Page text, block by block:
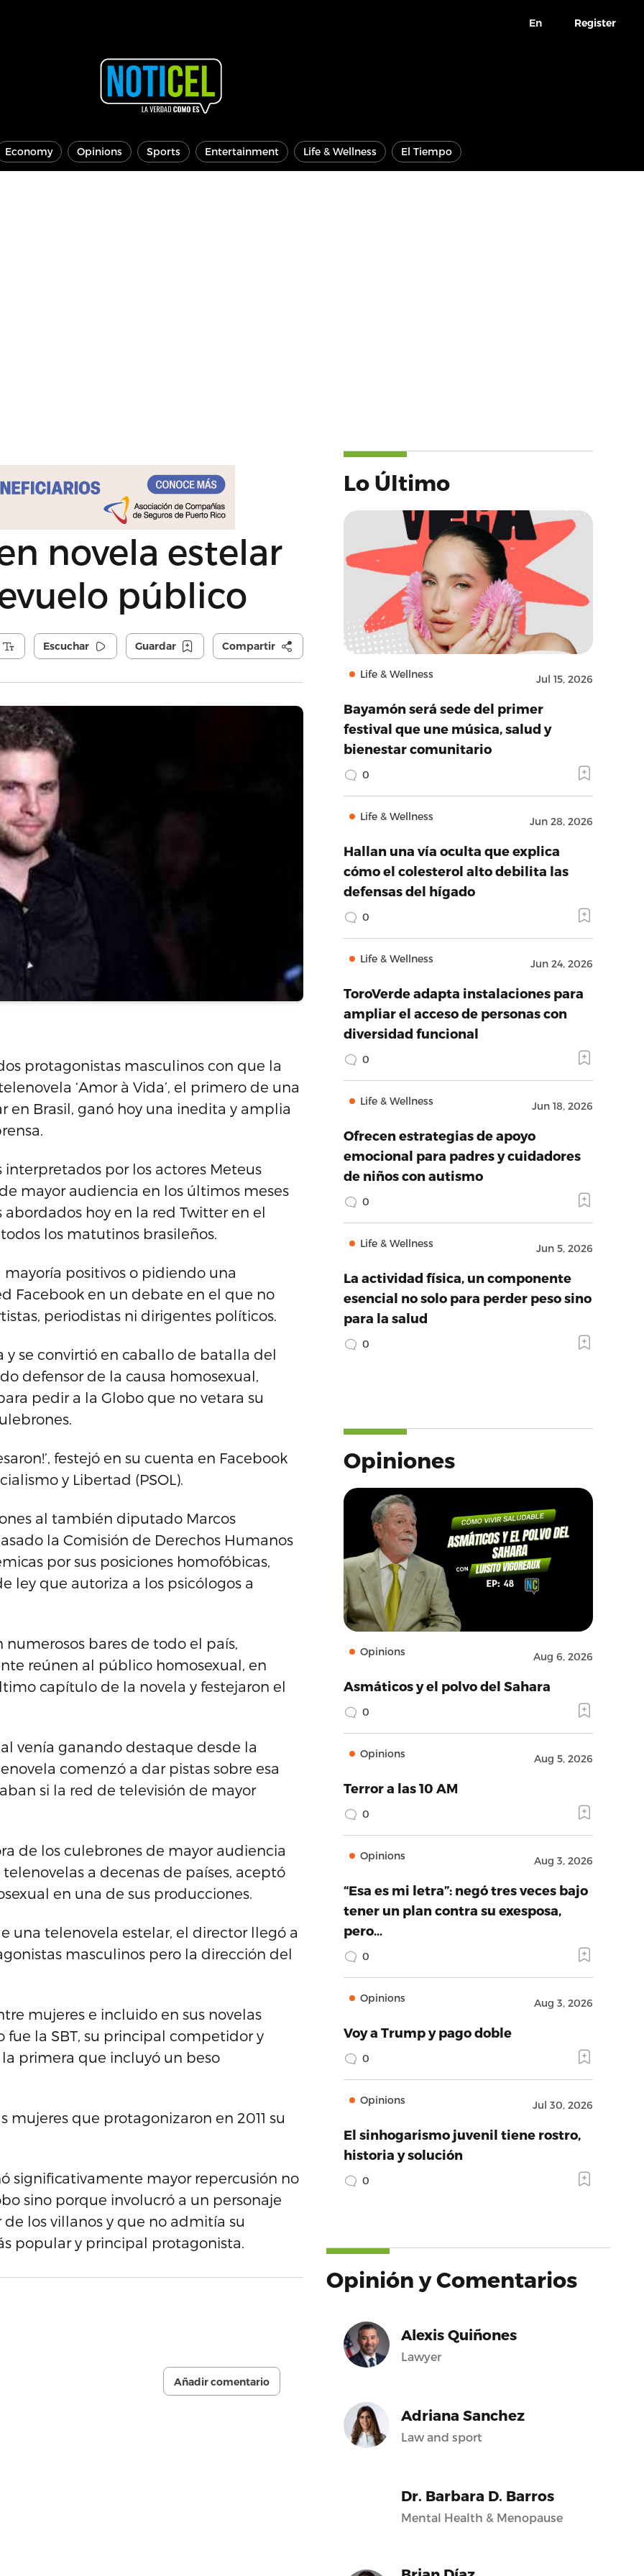
En Register
Economy Opinions Sports Entertainment Life & Wellness El Tiempo
novela estelar
público
Escuchar Guardar Compartir
protagonistas masculinos con que la
‘Amor à Vida’, el primero de una
en Brasil, ganó hoy una inedita y amplia
interpretados por los actores Meteus
mayor audiencia en los últimos meses
hoy en la red Twitter en el
los matutinos brasileños.
positivos o pidiendo una
Facebook en un debate en el que no
periodistas ni dirigentes políticos.
y se convirtió en caballo de batalla del
defensor de la causa homosexual,
pedir a la Globo que no vetara su
festejó en su cuenta en Facebook
y Libertad (PSOL).
al también diputado Marcos
la Comisión de Derechos Humanos
por sus posiciones homofóbicas,
ley que autoriza a los psicólogos a
bares de todo el país,
reúnen al público homosexual, en
capítulo de la novela y festejaron el
venía ganando destaque desde la
comenzó a dar pistas sobre esa
si la red de televisión de mayor
de los culebrones de mayor audiencia
a decenas de países, aceptó
en una de sus producciones.
telenovela estelar, el director llegó a
masculinos pero la dirección del
mujeres e incluido en sus novelas
fue la SBT, su principal competidor y
primera que incluyó un beso
mujeres que protagonizaron en 2011 su
significativamente mayor repercusión no
sino porque involucró a un personaje
los villanos y que no admitía su
popular y principal protagonista.
Añadir comentario
Lo Último
Life & Wellness Jul 15, 2026
Bayamón será sede del primer
festival que une música, salud y
bienestar comunitario
0
Life & Wellness Jun 28, 2026
Hallan una vía oculta que explica
cómo el colesterol alto debilita las
defensas del hígado
0
Life & Wellness Jun 24, 2026
ToroVerde adapta instalaciones para
ampliar el acceso de personas con
diversidad funcional
0
Life & Wellness Jun 18, 2026
Ofrecen estrategias de apoyo
emocional para padres y cuidadores
de niños con autismo
0
Life & Wellness Jun 5, 2026
La actividad física, un componente
esencial no solo para perder peso sino
para la salud
0
Opiniones
Opinions Aug 6, 2026
Asmáticos y el polvo del Sahara
0
Opinions Aug 5, 2026
Terror a las 10 AM
0
Opinions Aug 3, 2026
“Esa es mi letra”: negó tres veces bajo
tener un plan contra su exesposa,
pero…
0
Opinions Aug 3, 2026
Voy a Trump y pago doble
0
Opinions Jul 30, 2026
El sinhogarismo juvenil tiene rostro,
historia y solución
0
Opinión y Comentarios
Alexis Quiñones
Lawyer
Adriana Sanchez
Law and sport
Dr. Barbara D. Barros
Mental Health & Menopause